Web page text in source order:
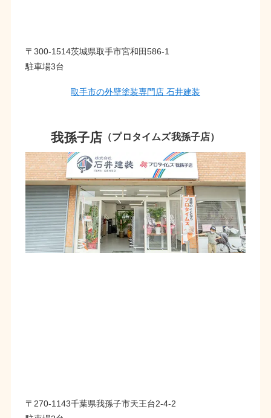
〒300-1514茨城県取手市宮和田586-1
駐車場3台
取手市の外壁塗装専門店 石井建装
我孫子店 （プロタイムズ我孫子店）
〒270-1143千葉県我孫子市天王台2-4-2